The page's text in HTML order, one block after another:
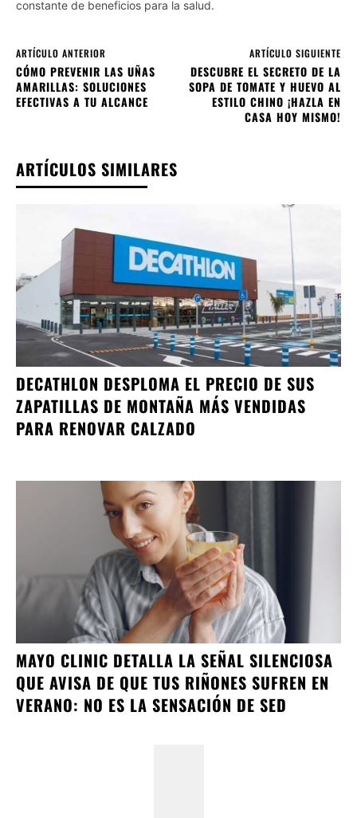
constante de beneficios para la salud.
ARTÍCULO ANTERIOR
CÓMO PREVENIR LAS UÑAS
AMARILLAS: SOLUCIONES
EFECTIVAS A TU ALCANCE
ARTÍCULO SIGUIENTE
DESCUBRE EL SECRETO DE LA
SOPA DE TOMATE Y HUEVO AL
ESTILO CHINO ¡HAZLA EN
CASA HOY MISMO!
ARTÍCULOS SIMILARES
DECATHLON DESPLOMA EL PRECIO DE SUS
ZAPATILLAS DE MONTAÑA MÁS VENDIDAS
PARA RENOVAR CALZADO
MAYO CLINIC DETALLA LA SEÑAL SILENCIOSA
QUE AVISA DE QUE TUS RIÑONES SUFREN EN
VERANO: NO ES LA SENSACIÓN DE SED